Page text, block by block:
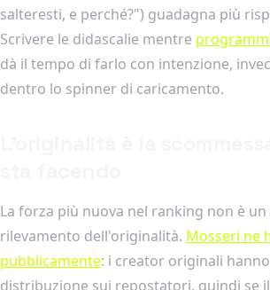
salteresti, e perché?") guadagna più
Scrivere le didascalie mentre
dà il tempo di farlo con intenzione,
dentro lo spinner di caricamento.
La forza più nuova nel ranking non è un
rilevamento dell'originalità. Mosseri ne
pubblicamente: i creator originali
distribuzione sui repostatori, quindi se